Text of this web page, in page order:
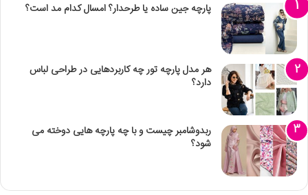
پارچه جین ساده یا طرحدار؟ امسال کدام مد است؟
هر مدل پارچه تور چه کاربردهایی در طراحی لباس
دارد؟
ربدوشامبر چیست و با چه پارچه هایی دوخته می
شود؟